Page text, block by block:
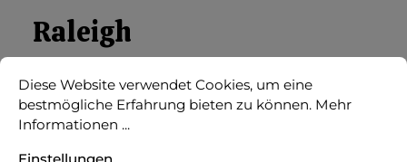
Raleigh
Diese Website verwendet Cookies, um eine
bestmögliche Erfahrung bieten zu können. Mehr
Informationen ...